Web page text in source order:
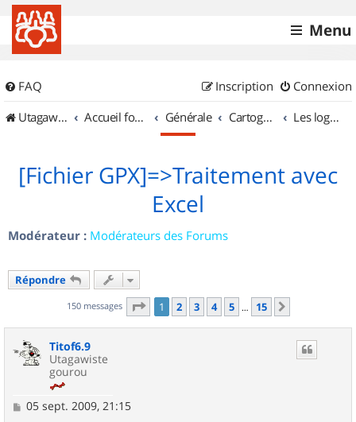
Menu
FAQ Connexion
Inscription
UtagawaVTT (Randos VTT et VTTAE avec traces GPS)
Accueil forum Générale Cartographie et GPS Les logiciels
[Fichier GPX]=>Traitement avec
Excel
Modérateur : Modérateurs des Forums
Répondre
150 messages Page 1sur
1 2 3 4 5 … 15
Titof6.9
Utagawiste
gourou
M
05 sept. 2009, 21:15